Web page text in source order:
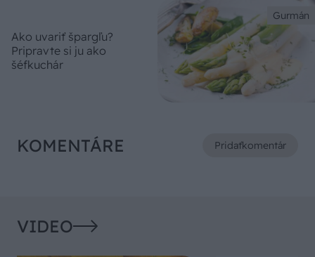
Gurmán
Ako uvariť špargľu?
Pripravte si ju ako
šéfkuchár
KOMENTÁRE Pridaťkomentár
VIDEO